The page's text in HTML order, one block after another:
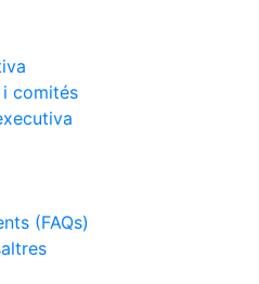
i comités
(FAQs)